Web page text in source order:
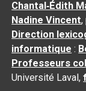
Chantal‑Édith
Nadine Vincent,
Direction
informatique :
Professeurs
Université Laval,